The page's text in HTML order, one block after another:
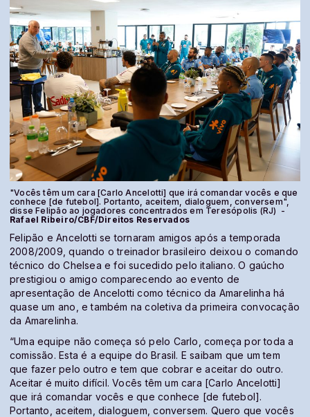
"Vocês têm um cara [Carlo Ancelotti] que irá comandar vocês e que
conhece [de futebol]. Portanto, aceitem, dialoguem, conversem",
disse Felipão ao jogadores concentrados em Teresópolis (RJ) -
Rafael Ribeiro/CBF/Direitos Reservados
Felipão e Ancelotti se tornaram amigos após a temporada
2008/2009, quando o treinador brasileiro deixou o comando
técnico do Chelsea e foi sucedido pelo italiano. O gaúcho
prestigiou o amigo comparecendo ao evento de
apresentação de Ancelotti como técnico da Amarelinha há
quase um ano, e também na coletiva da primeira convocação
da Amarelinha.
“Uma equipe não começa só pelo Carlo, começa por toda a
comissão. Esta é a equipe do Brasil. E saibam que um tem
que fazer pelo outro e tem que cobrar e aceitar do outro.
Aceitar é muito difícil. Vocês têm um cara [Carlo Ancelotti]
que irá comandar vocês e que conhece [de futebol].
Portanto, aceitem, dialoguem, conversem. Quero que vocês